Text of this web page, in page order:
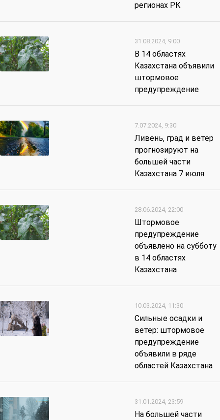
регионах РК
31.08.2024, 9:00
В 14 областях
Казахстана объявили
штормовое
предупреждение
7.07.2024, 9:30
Ливень, град и ветер
прогнозируют на
большей части
Казахстана 7 июля
28.06.2024, 22:00
Штормовое
предупреждение
объявлено на субботу
в 14 областях
Казахстана
10.03.2024, 11:30
Сильные осадки и
ветер: штормовое
предупреждение
объявили в ряде
областей Казахстана
31.01.2024, 23:59
На большей части